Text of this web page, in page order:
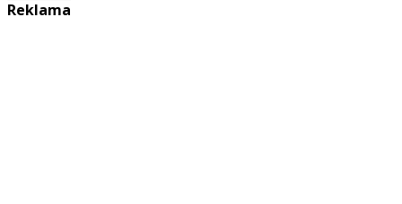
Reklama